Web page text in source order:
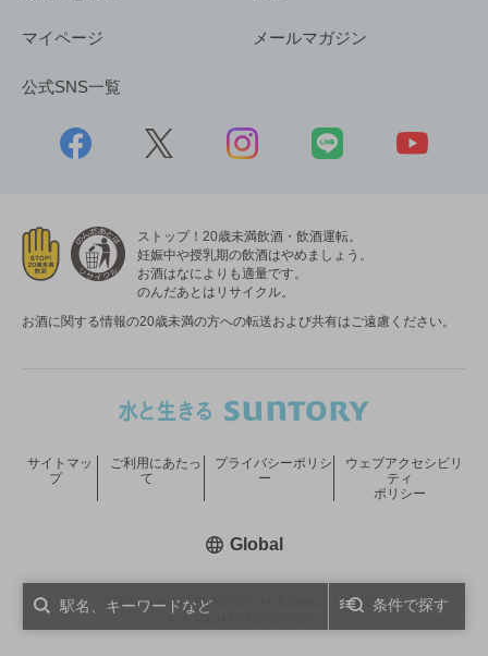
条件で探す
マイページ メールマガジン
公式SNS一覧
ストップ！20歳未満飲酒・飲酒運転。
妊娠中や授乳期の飲酒はやめましょう。
お酒はなによりも適量です。
のんだあとはリサイクル。
お酒に関する情報の20歳未満の方への転送および共有はご遠慮ください。
COPYRIGHT © SUNTORY HOLDINGS LIMITED.
サイトマッ
プ
ご利用にあたっ
て
プライバシーポリシ
ー
ウェブアクセシビリ
ティ
ポリシー
Global新しいウィンドウで開く